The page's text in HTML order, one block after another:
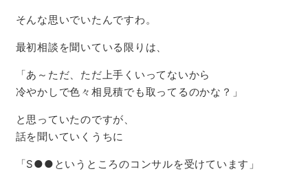
そんな思いでいたんですわ。
最初相談を聞いている限りは、
「あ～ただ、ただ上手くいってないから
冷やかしで色々相見積でも取ってるのかな？」
と思っていたのですが、
話を聞いていくうちに
「S●●というところのコンサルを受けています」